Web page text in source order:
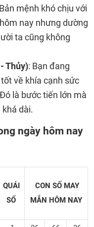
mệnh khó chịu với
nay nhưng dường
ta cũng không
Thủy): Bạn đang
về khía cạnh sức
là bước tiến lớn mà
dài.
ngày hôm nay
QUÁI
SỐ
CON SỐ MAY
MẮN HÔM NAY